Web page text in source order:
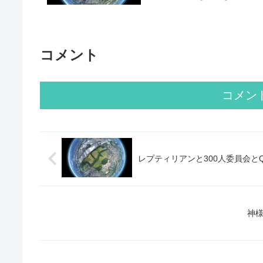
コメント
コメン
レプティリアンと300人委員会と
神